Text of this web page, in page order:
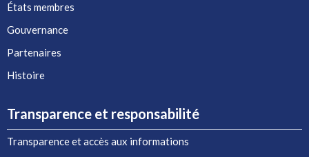
États membres
Gouvernance
Partenaires
Histoire
Transparence et responsabilité
Transparence et accès aux informations